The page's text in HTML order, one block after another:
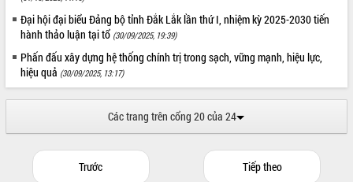
cải cách hành chính tỉnh Đắk Lắk
Kết nối tour, đẩy mạnh chuyển đổi số
để phát triển du lịch Đắk Lắk
Khởi động Dự án Đầu tư xây dựng hạ
tầng kỹ thuật Cụm công nghiệp Tân
Tiến
Gặp mặt các cơ quan báo chí nhân Kỷ
niệm 101 năm Ngày Báo chí Cách
mạng Việt Nam
Đắk Lắk sơ kết 4 năm triển khai thực
Đại hội đại biểu Đảng bộ tỉnh Đắk Lắk lần thứ I, nhiệm kỳ 2025-2030 tiến
hành thảo luận tại tổ (30/09/2025, 19:39)
Phấn đấu xây dựng hệ thống chính trị trong sạch, vững mạnh, hiệu lực,
hiệu quả (30/09/2025, 13:17)
Các trang trên cổng 20 của 24
Trước Tiếp theo